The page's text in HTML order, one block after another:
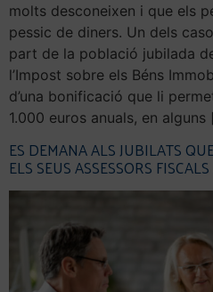
molts desconeixen i que els
pessic de diners. Un dels
part de la població jubilada
l’Impost sobre els Béns
d’una bonificació que li
1.000 euros anuals, en
ES DEMANA ALS JUBILATS
ELS SEUS ASSESSORS